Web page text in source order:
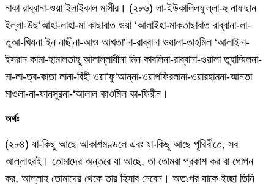
নাকা রাব্বানা-ওয়া ইলাইকাল মাসীর। (২৮৬) লা-ইউকালিলফুল্লা-হু নাফছান
ইল্লা-উছ‘আহা-লাহা-মা কাছাবাত ওয়া ‘আলাইহা-মাকতাছাবাত রাব্বানা-লা-
তুআ-খিযনা ইন নাছীনা-আও আখতা’না-রাব্বানা ওয়ালা-তাহমিল ‘আলাইনা-
ইসরান কামা-হামালতাহূ আলাল্লাযীনা মিন কাবলিনা-রাব্বানা-ওয়ালা তুহাম্মিলনা-
মা-লা-ত্ব-কাতা লানা-বিহী ওয়া‘ফু‘আন্না-ওয়াগফিরলানা-ওয়ারহামনা-আনতা
মাওলা-না-ফানসুরনা-‘আলাল কাওমিল কা-ফিরীন।
অর্থঃ
(২৮৪) যা-কিছু আছে আকাশমণ্ডলে এবং যা-কিছু আছে পৃথিবীতে, সব
আল্লাহরই। তোমাদের অন্তরে যা আছে, তা তোমরা প্রকাশ কর বা গোপন
কর, আল্লাহ তোমাদের থেকে তার হিসাব নেবেন। অতঃপর যাকে ইচ্ছা তিনি